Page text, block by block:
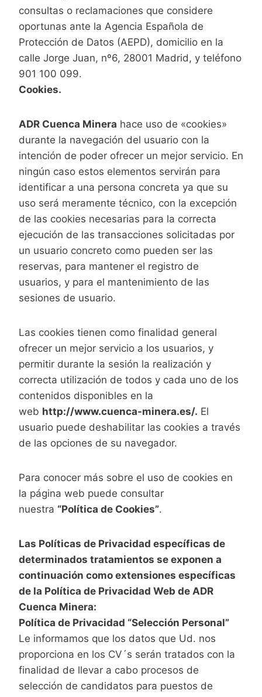
consultas o reclamaciones que considere
oportunas ante la Agencia Española de
Protección de Datos (AEPD), domicilio en la
calle Jorge Juan, nº6, 28001 Madrid, y teléfono
901 100 099.
Cookies.
ADR Cuenca Minera hace uso de «cookies»
durante la navegación del usuario con la
intención de poder ofrecer un mejor servicio. En
ningún caso estos elementos servirán para
identificar a una persona concreta ya que su
uso será meramente técnico, con la excepción
de las cookies necesarias para la correcta
ejecución de las transacciones solicitadas por
un usuario concreto como pueden ser las
reservas, para mantener el registro de
usuarios, y para el mantenimiento de las
sesiones de usuario.
Las cookies tienen como finalidad general
ofrecer un mejor servicio a los usuarios, y
permitir durante la sesión la realización y
correcta utilización de todos y cada uno de los
contenidos disponibles en la
web http://www.cuenca-minera.es/. El
usuario puede deshabilitar las cookies a través
de las opciones de su navegador.
Para conocer más sobre el uso de cookies en
la página web puede consultar
nuestra “Política de Cookies”.
Las Políticas de Privacidad específicas de
determinados tratamientos se exponen a
continuación como extensiones específicas
de la Política de Privacidad Web de ADR
Cuenca Minera:
Política de Privacidad “Selección Personal”
Le informamos que los datos que Ud. nos
proporciona en los CV´s serán tratados con la
finalidad de llevar a cabo procesos de
selección de candidatos para puestos de